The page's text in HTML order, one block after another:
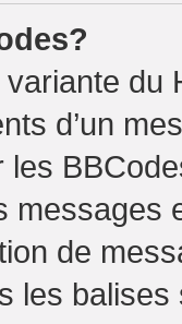
du
d’un
les
de
les